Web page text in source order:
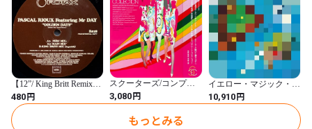
【12”/ King Britt Remix】
Pascal Rioux Featuring Mr.
Day / Golden Days (Rotax)
(R018)
480円
スクーターズ/コンプリ
ート・コレクション(紙
ジャケット)
3,080円
イエロー・マジック・オ
ーケストラ(2018年リマ
スタリング)(Collector's
Vinyl Edition)(完全生産限
10,910円
もっとみる